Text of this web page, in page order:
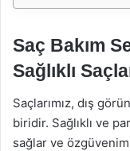
Saç Bakım
Sağlıklı
Saçlarımız, dış
biridir. Sağlıklı ve
sağlar ve